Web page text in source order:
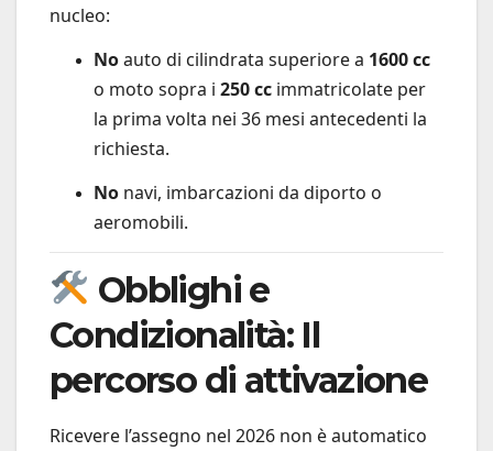
nucleo:
Noauto di cilindrata superiore a 1600 cc
o moto sopra i 250 cc immatricolate per
la prima volta nei 36 mesi antecedenti la
richiesta.
No navi, imbarcazioni da diporto o
aeromobili.
Obblighi e
Condizionalità: Il
percorso di attivazione
Ricevere l’assegno nel 2026 non è automatico